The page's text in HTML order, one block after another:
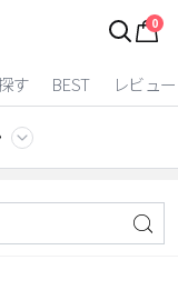
0
す BEST レビュー